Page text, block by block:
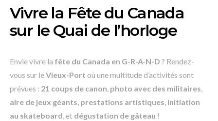
Vivre la Fête du Canada
sur le Quai de l’horloge
Envie vivre la fête du Canada en G-R-A-N-D ? Rendez-
vous sur leVieux-Port où une multitude d’activités sont
prévues : 21 coups de canon, photo avec des militaires,
aire de jeux géants, prestations artistiques, initiation
au skateboard, et dégustation de gâteau !